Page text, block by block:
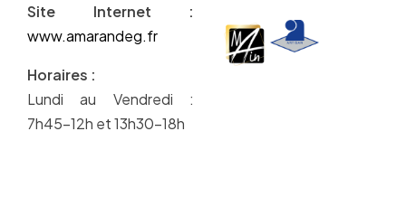
Site Internet :
www.amarandeg.fr
Horaires :
Lundi au Vendredi :
7h45-12h et 13h30-18h